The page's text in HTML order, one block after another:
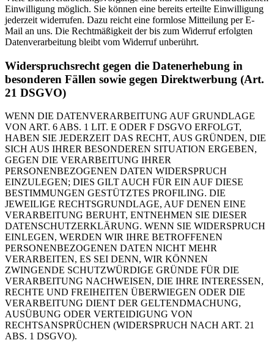
Einwilligung möglich. Sie können eine bereits erteilte Einwilligung
jederzeit widerrufen. Dazu reicht eine formlose Mitteilung per E-
Mail an uns. Die Rechtmäßigkeit der bis zum Widerruf erfolgten
Datenverarbeitung bleibt vom Widerruf unberührt.
Widerspruchsrecht gegen die Datenerhebung in
besonderen Fällen sowie gegen Direktwerbung (Art.
21 DSGVO)
WENN DIE DATENVERARBEITUNG AUF GRUNDLAGE
VON ART. 6 ABS. 1 LIT. E ODER F DSGVO ERFOLGT,
HABEN SIE JEDERZEIT DAS RECHT, AUS GRÜNDEN, DIE
SICH AUS IHRER BESONDEREN SITUATION ERGEBEN,
GEGEN DIE VERARBEITUNG IHRER
PERSONENBEZOGENEN DATEN WIDERSPRUCH
EINZULEGEN; DIES GILT AUCH FÜR EIN AUF DIESE
BESTIMMUNGEN GESTÜTZTES PROFILING. DIE
JEWEILIGE RECHTSGRUNDLAGE, AUF DENEN EINE
VERARBEITUNG BERUHT, ENTNEHMEN SIE DIESER
DATENSCHUTZERKLÄRUNG. WENN SIE WIDERSPRUCH
EINLEGEN, WERDEN WIR IHRE BETROFFENEN
PERSONENBEZOGENEN DATEN NICHT MEHR
VERARBEITEN, ES SEI DENN, WIR KÖNNEN
ZWINGENDE SCHUTZWÜRDIGE GRÜNDE FÜR DIE
VERARBEITUNG NACHWEISEN, DIE IHRE INTERESSEN,
RECHTE UND FREIHEITEN ÜBERWIEGEN ODER DIE
VERARBEITUNG DIENT DER GELTENDMACHUNG,
AUSÜBUNG ODER VERTEIDIGUNG VON
RECHTSANSPRÜCHEN (WIDERSPRUCH NACH ART. 21
ABS. 1 DSGVO).